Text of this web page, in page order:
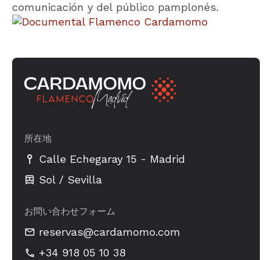
comunicación y del público pamplonés.
所在地
Calle Echegaray 15 - Madrid
Sol / Sevilla
お問い合わせフォーム
reservas@cardamomo.com
+34 918 05 10 38